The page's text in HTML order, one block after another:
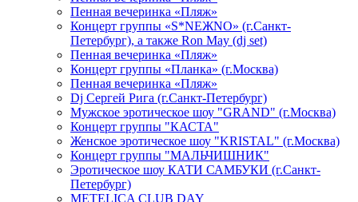
Пенная вечеринка «Пляж»
Концерт группы «S*NEЖNO» (г.Санкт-
Петербург), а также Ron May (dj set)
Пенная вечеринка «Пляж»
Концерт группы «Планка» (г.Москва)
Пенная вечеринка «Пляж»
Dj Сергей Рига (г.Санкт-Петербург)
Мужское эротическое шоу "GRAND" (г.Москва)
Концерт группы "КАСТА"
Женское эротическое шоу "KRISTAL" (г.Москва)
Концерт группы "МАЛЬЧИШНИК"
Эротическое шоу КАТИ САМБУКИ (г.Санкт-
Петербург)
METELICA CLUB DAY